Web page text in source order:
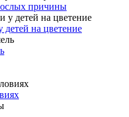
причины
на цветение